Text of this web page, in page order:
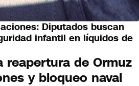
Diputados buscan
infantil en líquidos de
reapertura de Ormuz
y bloqueo naval